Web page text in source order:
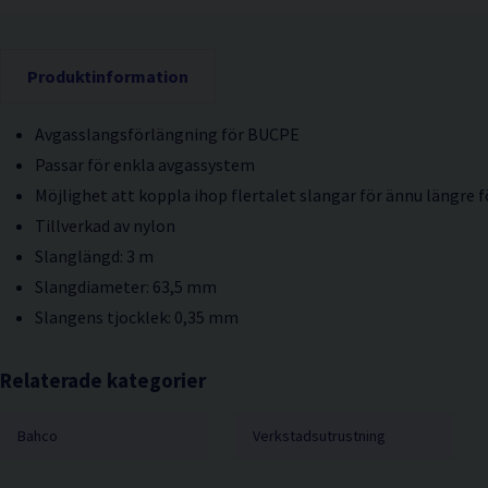
Produktinformation
Avgasslangsförlängning för BUCPE
Passar för enkla avgassystem
Möjlighet att koppla ihop flertalet slangar för ännu längre
Tillverkad av nylon
Slanglängd: 3 m
Slangdiameter: 63,5 mm
Slangens tjocklek: 0,35 mm
Relaterade kategorier
Bahco Verkstadsutrustning